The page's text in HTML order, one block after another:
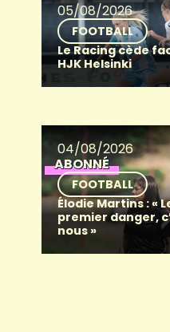
05/08/2026
FOOTBALL
Le Racing cède
HJK Helsinki
04/08/2026
ABONNÉ
FOOTBALL
Élodie Martins : «
premier danger,
nous »